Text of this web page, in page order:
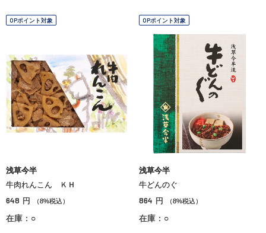
OPポイント対象
浅草今半
牛肉れんこん ＫＨ
648 円 （8%税込）
在庫：○
OPポイント対象
浅草今半
牛どんのぐ
864 円 （8%税込）
在庫：○